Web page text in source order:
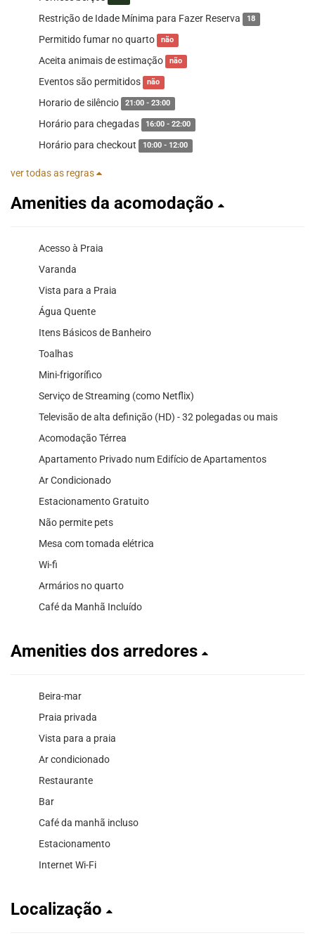
Restrição de Idade Mínima para Fazer Reserva 18
Permitido fumar no quarto não
Aceita animais de estimação não
Eventos são permitidos não
Horario de silêncio 21:00 - 23:00
Horário para chegadas 16:00 - 22:00
Horário para checkout 10:00 - 12:00
ver todas as regras
Amenities da acomodação
Acesso à Praia
Varanda
Vista para a Praia
Água Quente
Itens Básicos de Banheiro
Toalhas
Mini-frigorífico
Serviço de Streaming (como Netflix)
Televisão de alta definição (HD) - 32 polegadas ou mais
Acomodação Térrea
Apartamento Privado num Edifício de Apartamentos
Ar Condicionado
Estacionamento Gratuito
Não permite pets
Mesa com tomada elétrica
Wi-fi
Armários no quarto
Café da Manhã Incluído
Amenities dos arredores
Beira-mar
Praia privada
Vista para a praia
Ar condicionado
Restaurante
Bar
Café da manhã incluso
Estacionamento
Internet Wi-Fi
Localização